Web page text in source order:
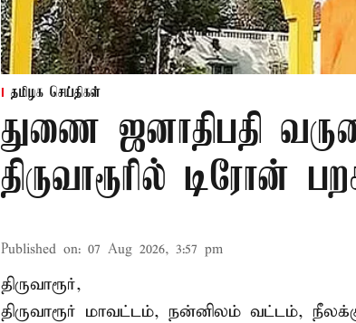
தமிழக செய்திகள்
துணை ஜனாதிபதி
திருவாரூரில் டிரோன்
Published on: 07 Aug 2026, 3:57 pm
திருவாரூர்,
திருவாரூர் மாவட்டம், நன்னிலம் வட்டம்,